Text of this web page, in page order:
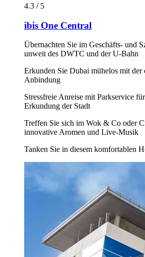
4.3 / 5
ibis One Central
Übernachten Sie im Geschäfts- und
unweit des DWTC und der U-Bahn
Erkunden Sie Dubai mühelos mit
Anbindung
Stressfreie Anreise mit Parkservice
Erkundung der Stadt
Treffen Sie sich im Wok & Co oder
innovative Aromen und Live-Musik
Tanken Sie in diesem komfortablen